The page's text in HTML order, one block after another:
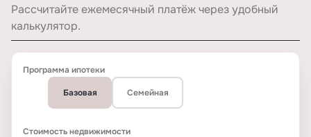
Рассчитайте ежемесячный платёж через удобный
калькулятор.
Программа ипотеки
Базовая Семейная
Стоимость недвижимости